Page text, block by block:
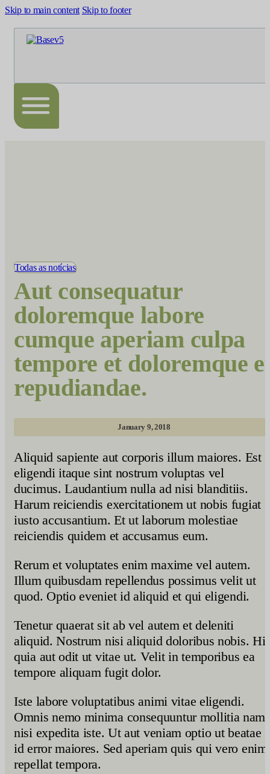
Skip to main content Skip to footer
Todas as notícias
Aut consequatur
doloremque labore
cumque aperiam culpa
tempore et doloremque
repudiandae.
January 9, 2018
Aliquid sapiente aut corporis illum maiores. Est
eligendi itaque sint nostrum voluptas vel
ducimus. Laudantium nulla ad nisi blanditiis.
Harum reiciendis exercitationem ut nobis fugiat
iusto accusantium. Et ut laborum molestiae
reiciendis quidem et accusamus eum.
Rerum et voluptates enim maxime vel autem.
Illum quibusdam repellendus possimus velit ut
quod. Optio eveniet id aliquid et qui eligendi.
Tenetur quaerat sit ab vel autem et deleniti
aliquid. Nostrum nisi aliquid doloribus nobis.
quia aut odit ut vitae ut. Velit in temporibus ea
tempore aliquam fugit dolor.
Iste labore voluptatibus animi vitae eligendi.
Omnis nemo minima consequuntur mollitia nam
nisi expedita iste. Ut aut veniam optio ut beatae
id error maiores. Sed aperiam quis qui vero enim
repellat tempora.